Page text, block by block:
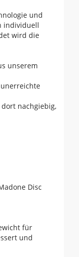
und
individuell
wird die
unserem
nachgiebig,
Disc
für
und